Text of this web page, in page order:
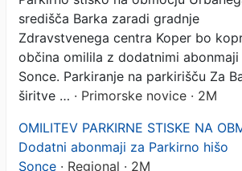
središča Barka zaradi gradnje
Zdravstvenega centra Koper bo
občina omilila z dodatnimi abonmaji
Sonce. Parkiranje na parkirišču Za
širitve … · Primorske novice · 2M
OMILITEV PARKIRNE STISKE NA
Dodatni abonmaji za Parkirno hišo
Sonce · Regional · 2M